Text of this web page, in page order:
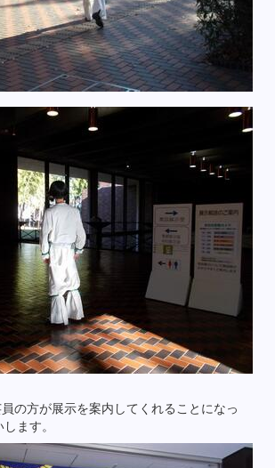
の方が展示を案内してくれることになっ
ます。